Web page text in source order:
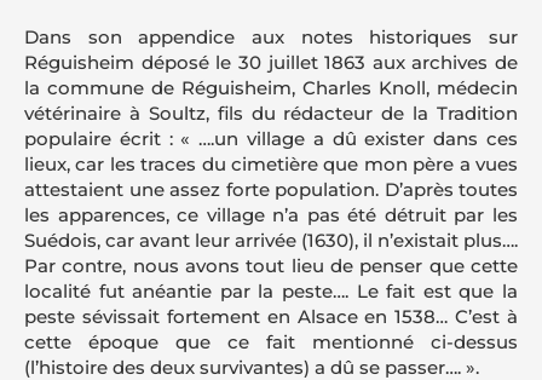
Dans son appendice aux notes historiques sur
Réguisheim déposé le 30 juillet 1863 aux archives de
la commune de Réguisheim, Charles Knoll, médecin
vétérinaire à Soultz, fils du rédacteur de la Tradition
populaire écrit : « ….un village a dû exister dans ces
lieux, car les traces du cimetière que mon père a vues
attestaient une assez forte population. D’après toutes
les apparences, ce village n’a pas été détruit par les
Suédois, car avant leur arrivée (1630), il n’existait plus….
Par contre, nous avons tout lieu de penser que cette
localité fut anéantie par la peste…. Le fait est que la
peste sévissait fortement en Alsace en 1538… C’est à
cette époque que ce fait mentionné ci-dessus
(l’histoire des deux survivantes) a dû se passer…. ».